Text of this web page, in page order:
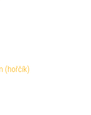
(hořčík)